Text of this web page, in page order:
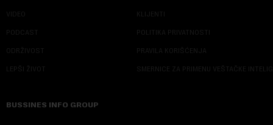
VIDEO
PODCAST
ODRŽIVOST
LEPŠI ŽIVOT
KLIJENTI
POLITIKA PRIVATNOSTI
PRAVILA KORIŠĆENJA
SMERNICE ZA PRIMENU VEŠTAČKE
BUSSINES INFO GROUP